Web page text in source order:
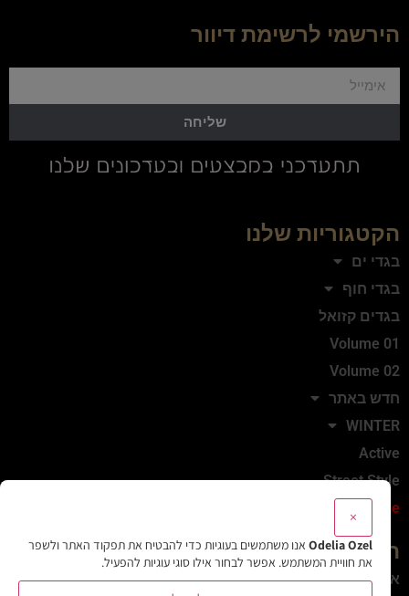
הירשמי לרשימת דיוור
שליחה
הקטגוריות שלנו
בגדי ים
בגדי חוף
בגדים קזואל
Volume 01
Volume 02
חדש באתר
WINTER
Active
Street Style
Sale
המותג
אודות
×
Odelia Ozel אנו משתמשים בעוגיות כדי להבטיח את תפקוד האתר ולשפר
את חוויית המשתמש. אפשר לבחור אילו סוגי עוגיות להפעיל.